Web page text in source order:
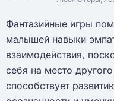
Фантазийные игры
малышей навыки
взаимодействия,
себя на место
способствует